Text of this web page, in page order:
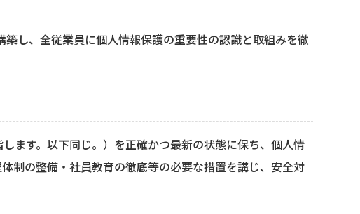
し、全従業員に個人情報保護の重要性の認識と取組みを徹
ます。以下同じ。）を正確かつ最新の状態に保ち、個人情
制の整備・社員教育の徹底等の必要な措置を講じ、安全対